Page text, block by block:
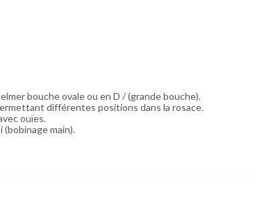
bouche ovale ou en D / (grande bouche).
différentes positions dans la rosace.
ouïes.
(bobinage main).